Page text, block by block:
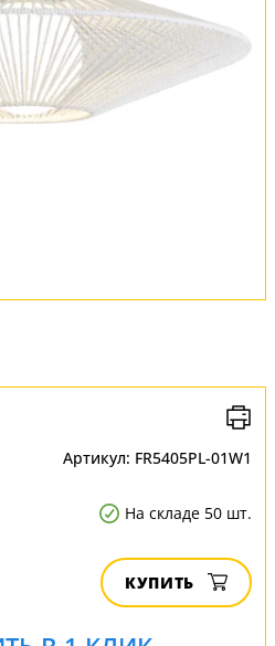
Артикул: FR5405PL-01W1
На складе 50 шт.
КУПИТЬ